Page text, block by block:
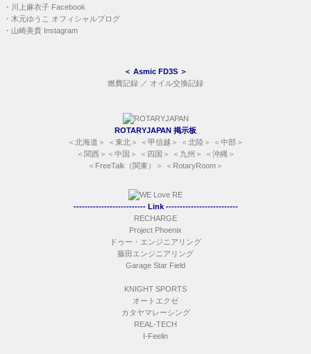
・
川上麻衣子 Facebook
・ 木元ゆうこ オフィシャルブログ
・ 山崎美貴 Instagram
＜ Asmic FD3S ＞
燃費記録 ／ オイル交換記録
ROTARYJAPAN 掲示板
＜ 北海道 ＞ ＜ 東北 ＞ ＜ 甲信越 ＞ ＜ 北陸 ＞ ＜ 中部 ＞
＜ 関西＞＜ 中国 ＞ ＜ 四国 ＞ ＜ 九州 ＞ ＜ 沖縄 ＞
＜ FreeTalk（関東） ＞ ＜ RotaryRoom ＞
-------------------------- Link --------------------------
RECHARGE
Project Phoenix
ドゥー・エンジニアリング
藤田エンジニアリング
Garage Star Field
KNIGHT SPORTS
オートエクゼ
カタヤマレーシング
REAL-TECH
I-Feelin